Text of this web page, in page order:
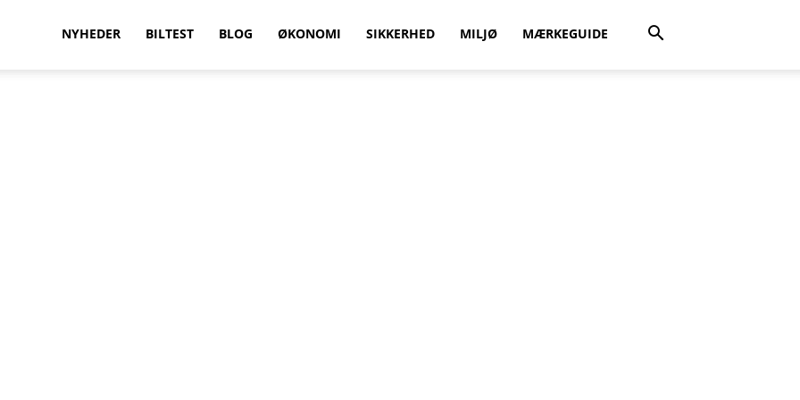
NYHEDER BILTEST BLOG ØKONOMI SIKKERHED MILJØ MÆRKEGUIDE